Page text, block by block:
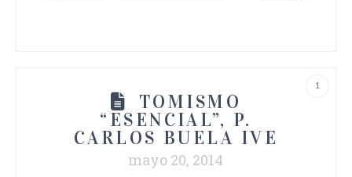
1
TOMISMO
“ESENCIAL”, P.
CARLOS BUELA IVE
mayo 20, 2014